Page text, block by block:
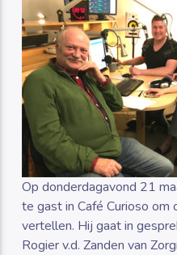
Op donderdagavond 21
te gast in Café Curioso
vertellen. Hij gaat in
Rogier v.d. Zanden van